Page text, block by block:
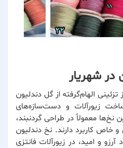
شهریار
الهام‌گرفته از گل دندلیون
زیورآلات و دست‌سازه‌های
نخ‌ها معمولاً در طراحی گردنبند،
و خاص کاربرد دارند. نخ دندلیون
و امید، در زیورآلات فانتزی